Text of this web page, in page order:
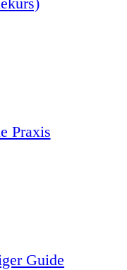
Praxis
Guide